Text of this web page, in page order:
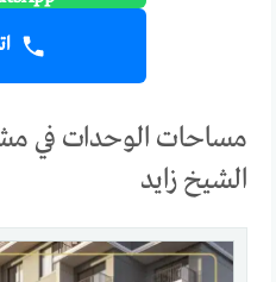
مساحات الوحدات في
الشيخ زايد